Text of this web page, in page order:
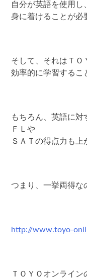
自分が英語を使用し
身に着けることが必
そして、それはＴＯ
効率的に学習するこ
もちろん、英語に対
ＦＬや
ＳＡＴの得点力も上
つまり、一挙両得な
http://www.toyo-
ＴＯＹＯオンライ